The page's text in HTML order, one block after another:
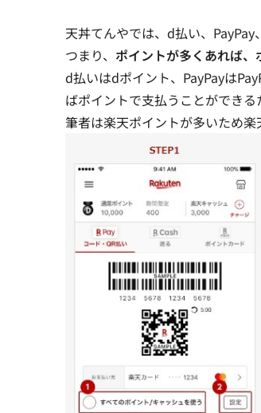
天丼てんやでは、d払い、PayPay
つまり、 ポイントが多くあれば
d払いはdポイント、PayPayは
ばポイントで支払うことができる
筆者は楽天ポイントが多いため楽